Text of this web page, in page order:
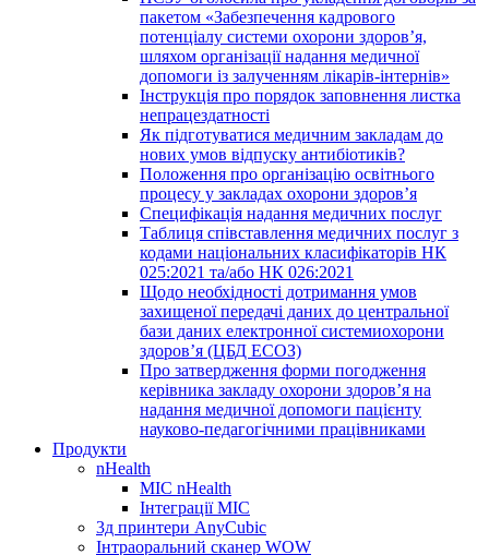
пакетом «Забезпечення кадрового
потенціалу системи охорони здоров’я,
шляхом організації надання медичної
допомоги із залученням лікарів-інтернів»
Інструкція про порядок заповнення листка
непрацездатності
Як підготуватися медичним закладам до
нових умов відпуску антибіотиків?
Положення про організацію освітнього
процесу у закладах охорони здоров’я
Специфікація надання медичних послуг
Таблиця співставлення медичних послуг з
кодами національних класифікаторів НК
025:2021 та/або НК 026:2021
Щодо необхідності дотримання умов
захищеної передачі даних до центральної
бази даних електронної системиохорони
здоров’я (ЦБД ЕСОЗ)
Про затвердження форми погодження
керівника закладу охорони здоров’я на
надання медичної допомоги пацієнту
науково-педагогічними працівниками
Продукти
nHealth
МІС nHealth
Інтеграції МІС
3д принтери AnyCubic
Інтраоральний сканер WOW